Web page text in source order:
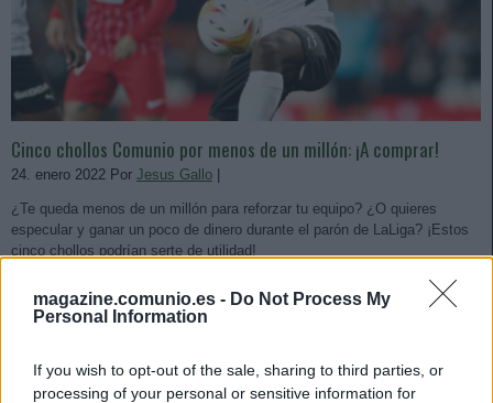
magazine.comunio.es - Do Not Process My
Personal Information
If you wish to opt-out of the sale, sharing to third parties, or
processing of your personal or sensitive information for
Cinco chollos Comunio por menos de un millón: ¡A comprar!
24. enero 2022 Por Jesus Gallo |
¿Te queda menos de un millón para reforzar tu equipo? ¿O quieres
especular y ganar un poco de dinero durante el parón de LaLiga? ¡Estos
cinco chollos podrían serte de utilidad!